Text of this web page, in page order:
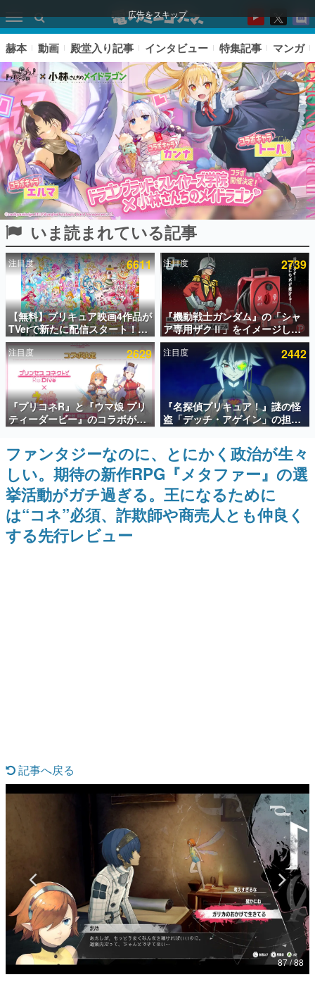
広告をスキップ
ピックアップ
電ファミのいま読まれている記事ランキング
アプリセール情報
インタビュー
連載・特集一覧
殿堂入り記事
SNS拡散数が数千以上！ ページビュー数万以上！ などな
ど。多くの人々に読まれた、電ファミ渾身の“殿堂入り”記
事をまとめました。
ゲームの企画書
名作ゲームクリエイターの方々に製作時のエピソードをお
聞きし、ヒットする企画（ゲーム）とは何か？を探ってい
きます。
赫本
この物語を解いてはいけない。『赫本』は、〈試験問題〉
の形をした短編ホラー小説集です。
なんでゲームは面白い？
ゲーム開発者・hamatsu氏がゲームの魅力を画面や操作の
具体的な形から解き明かしていく、硬派で骨太な評論連載
ゲームが変えた日本語
「経験値」「裏技」「ラスボス」… ゲームにまつわる言葉
の起源や用法の変遷を、コンピューター文化史研究家・タ
イニーP氏が徹底調査。
カテゴリ
特集記事
赫本 動画 殿堂入り記事 インタビュー 特集記事 マンガ
いま読まれている記事
注目度 6611
【無料】プリキュア映画4作品が
TVerで新たに配信スタート！な
んと2018年～2024年の映画ほぼ
すべてが見放題に、ぶっちゃけ
ありえないラインナップ
注目度 2739
『機動戦士ガンダム』の「シャ
ア専用ザクⅡ」をイメージした
散水ホースリールが予約開始。
本体にはシャアのパーソナルマ
ークやジオン公国軍のエンブレ
ム、型式番号などを配置
注目度 2629
『プリコネR』と『ウマ娘 プリ
ティーダービー』のコラボが決
定！“最大170連無料”の8.5周年
キャンペーンなども発表
注目度 2442
『名探偵プリキュア！』謎の怪
盗「デッチ・アゲイン」の担当
キャストは天﨑滉平さんと判
明。『Re:ゼロから始める異世
界生活』オットー役、『ヒプノ
シスマイク』山田三郎役など
ファンタジーなのに、とにかく政治が生々
しい。期待の新作RPG『メタファー』の選
挙活動がガチ過ぎる。王になるために
は“コネ”必須、詐欺師や商売人とも仲良く
する先行レビュー
記事へ戻る
87 / 88